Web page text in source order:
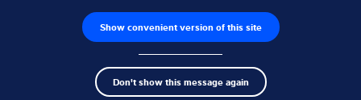
Show convenient version of this site
Don't show this message again
Wyszukiwarka produktów Praca
Search
term
Czujniki wagowe